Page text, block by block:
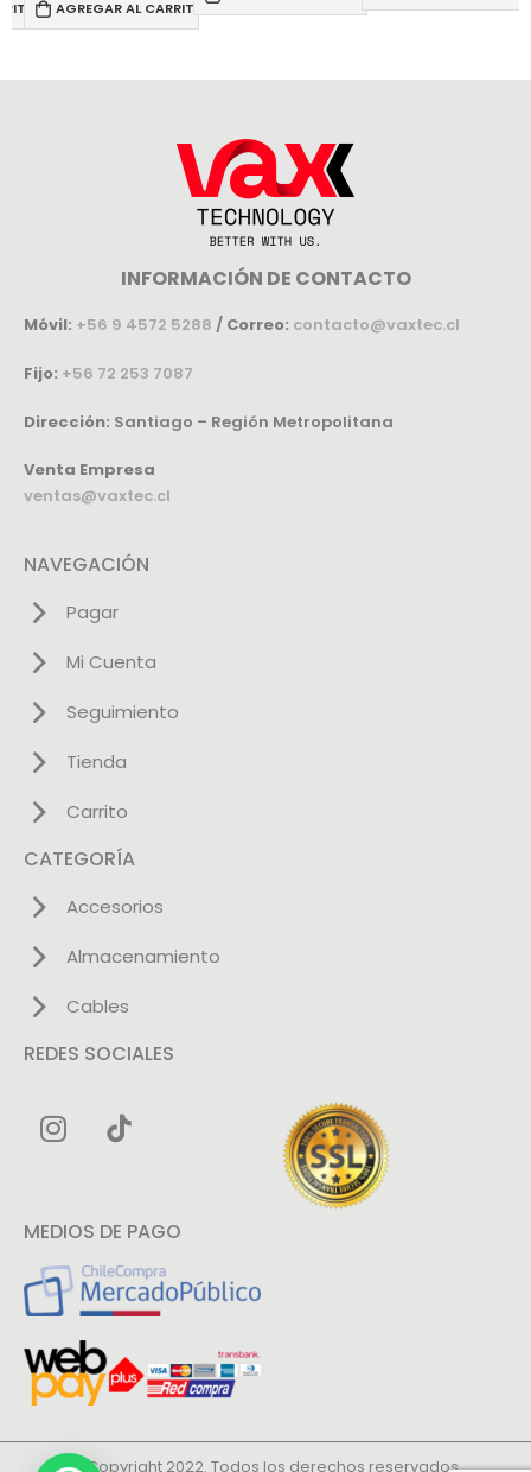
AGREGAR AL CARRITO
INFORMACIÓN DE CONTACTO
Móvil: +56 9 4572 5288 / Correo: contacto@vaxtec.cl
Fijo: +56 72 253 7087
Dirección: Santiago – Región Metropolitana
Venta Empresa
ventas@vaxtec.cl
NAVEGACIÓN
Pagar
Mi Cuenta
Seguimiento
Tienda
Carrito
CATEGORÍA
Accesorios
Almacenamiento
Cables
REDES SOCIALES
MEDIOS DE PAGO
© Copyright 2022. Todos los derechos reservados.